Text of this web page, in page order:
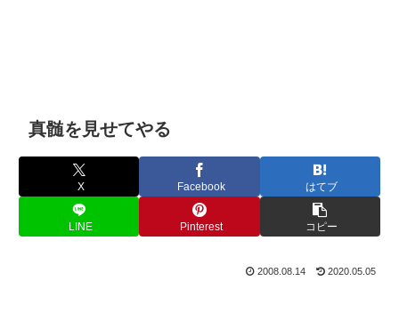
真髄を見せてやる
X Facebook はてブ
LINE Pinterest コピー
2008.08.14 2020.05.05